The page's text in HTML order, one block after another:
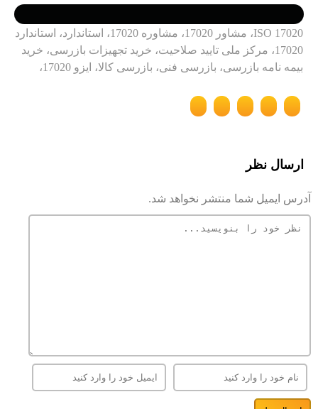
ISO 17020، مشاور 17020، مشاوره 17020، استاندارد، استاندارد
17020، مرکز ملی تایید صلاحیت، خرید تجهیزات بازرسی، خرید
بیمه نامه بازرسی، بازرسی فنی، بازرسی کالا، ایزو 17020،
ارسال نظر
آدرس ایمیل شما منتشر نخواهد شد.